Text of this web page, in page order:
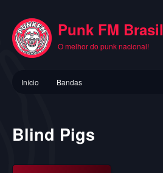
conteúdo
principal
Punk FM Brasil
O melhor do punk nacional!
principal
Início Bandas
Blind Pigs